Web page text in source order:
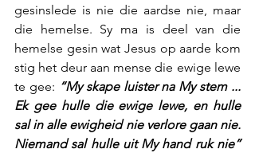
gesinslede is nie die aardse nie, maar
die hemelse. Sy ma is deel van die
hemelse gesin wat Jesus op aarde kom
stig het deur aan mense die ewige lewe
te gee: “My skape luister na My stem ...
Ek gee hulle die ewige lewe, en hulle
sal in alle ewigheid nie verlore gaan nie.
Niemand sal hulle uit My hand ruk nie”